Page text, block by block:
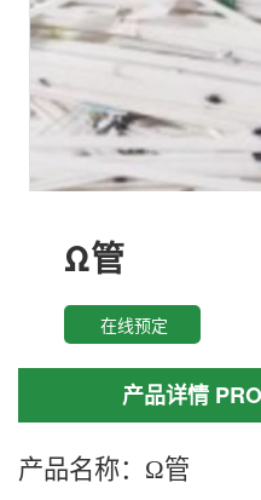
Ω管
在线预定
产品详情
产品名称： Ω管